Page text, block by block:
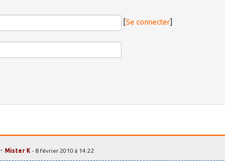
[Se connecter]
- Mister K - 8 février 2010 à 14:22